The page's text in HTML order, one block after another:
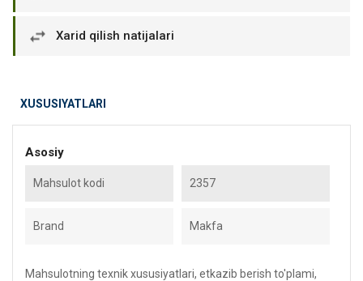
Xarid qilish natijalari
XUSUSIYATLARI
Asosiy
Mahsulot kodi 2357
Brand Makfa
Mahsulotning texnik xususiyatlari, etkazib berish to'plami,